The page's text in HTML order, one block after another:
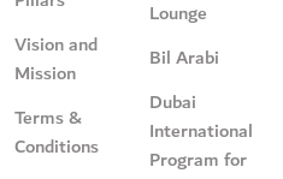
Vision and
Mission
Terms &
Conditions
Lounge
Bil Arabi
Dubai
International
Program for